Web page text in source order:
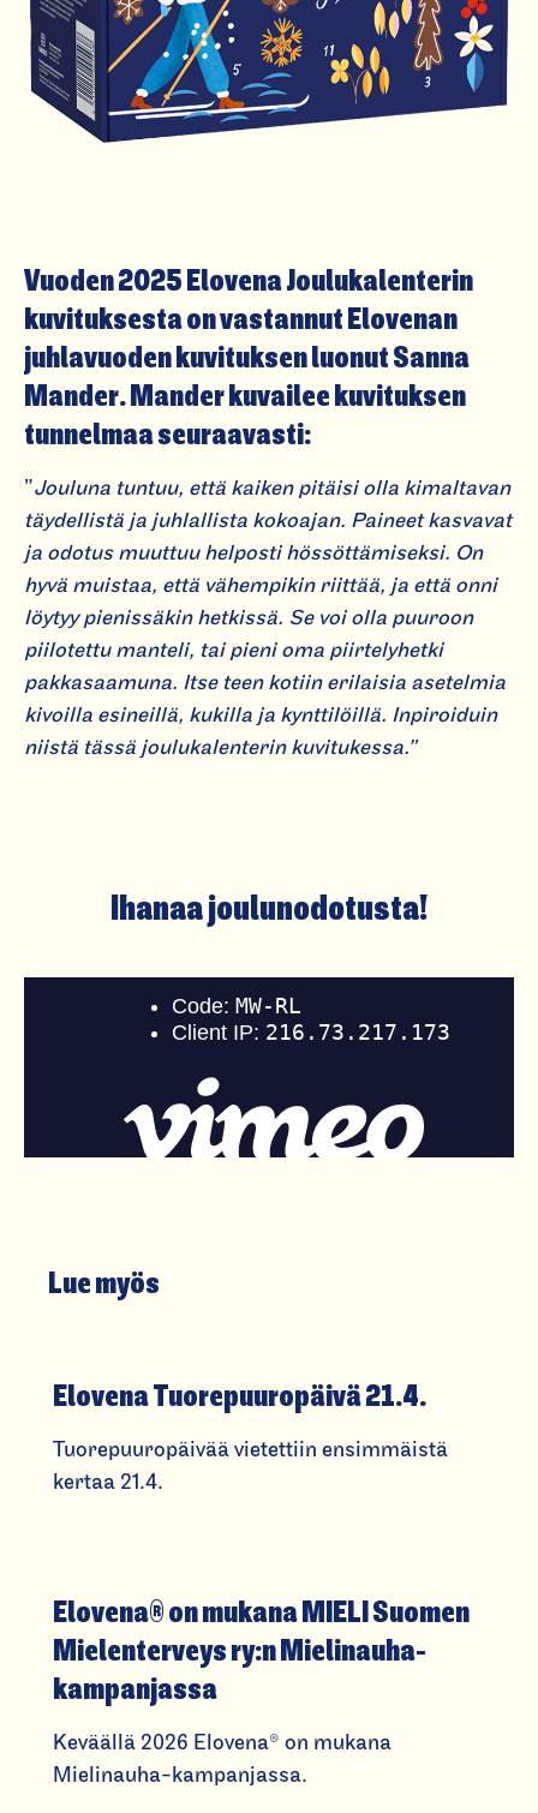
Vuoden 2025 Elovena Joulukalenterin
kuvituksesta on vastannut Elovenan
juhlavuoden kuvituksen luonutSanna
Mander. Mander kuvailee kuvituksen
tunnelmaa seuraavasti:
”Jouluna tuntuu, että kaiken pitäisi olla kimaltavan
täydellistä ja juhlallista kokoajan. Paineet kasvavat
ja odotus muuttuu helposti hössöttämiseksi. On
hyvä muistaa, että vähempikin riittää, ja että onni
löytyy pienissäkin hetkissä. Se voi olla puuroon
piilotettu manteli, tai pieni oma piirtelyhetki
pakkasaamuna. Itse teen kotiin erilaisia asetelmia
kivoilla esineillä, kukilla ja kynttilöillä. Inpiroiduin
niistä tässä joulukalenterin kuvitukessa.”
Ihanaa joulunodo­tusta!
Lue myös
Elovena Tuorepuuropäivä 21.4.
Tuorepuuropäivää vietettiin ensimmäistä
kertaa 21.4.
Elovena® on mukana MIELI Suomen
Mielenterveys ry:n Mielinauha-
kam­panjassa
Keväällä 2026 Elovena® on mukana
Mielinauha-kampanjassa.